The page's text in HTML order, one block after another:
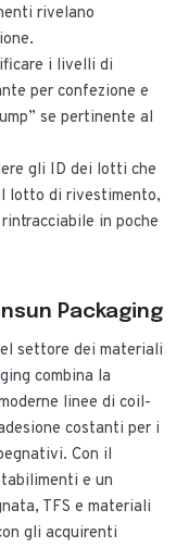
rivelano
i livelli di
per confezione e
se pertinente al
gli ID dei lotti che
lotto di rivestimento,
in poche
Packaging
settore dei materiali
combina la
linee di coil-
costanti per i
Con il
e un
TFS e materiali
gli acquirenti